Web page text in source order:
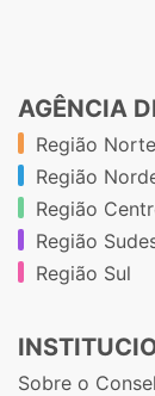
AGÊNCIA
Região Norte
Região
Região
Região
Região Sul
Sobre o